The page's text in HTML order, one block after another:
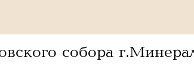
собора